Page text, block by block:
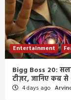
Entertainment
Bigg Boss 20:
टीज़र, जानिए कब
4 days ago